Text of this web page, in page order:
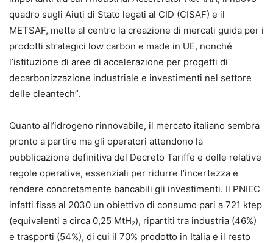
quadro sugli Aiuti di Stato legati al CID (CISAF) e il
METSAF, mette al centro la creazione di mercati guida per i
prodotti strategici low carbon e made in UE, nonché
l’istituzione di aree di accelerazione per progetti di
decarbonizzazione industriale e investimenti nel settore
delle cleantech”.
Quanto all’idrogeno rinnovabile, il mercato italiano sembra
pronto a partire ma gli operatori attendono la
pubblicazione definitiva del Decreto Tariffe e delle relative
regole operative, essenziali per ridurre l’incertezza e
rendere concretamente bancabili gli investimenti. Il PNIEC
infatti fissa al 2030 un obiettivo di consumo pari a 721 ktep
(equivalenti a circa 0,25 MtH₂), ripartiti tra industria (46%)
e trasporti (54%), di cui il 70% prodotto in Italia e il resto